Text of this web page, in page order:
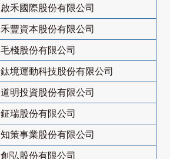
啟禾國際股份有限公司
禾豐資本股份有限公司
毛棧股份有限公司
鈦境運動科技股份有限公司
道明投資股份有限公司
鉦瑞股份有限公司
知策事業股份有限公司
創弘股份有限公司